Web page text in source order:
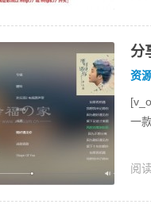
分
资
一
阅